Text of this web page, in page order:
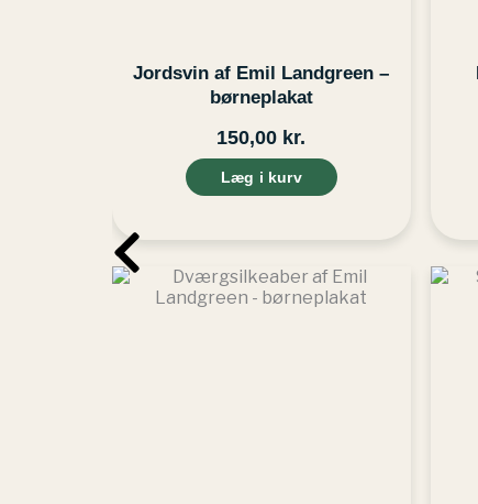
Jordsvin af Emil Landgreen –
børneplakat
150,00 kr.
Læg i kurv